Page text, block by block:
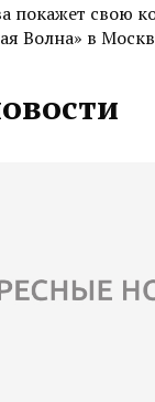
покажет свою
Волна» в